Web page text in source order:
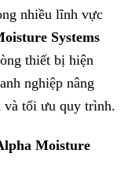
nhiều lĩnh vực
Systems
thiết bị hiện
nghiệp nâng
và tối ưu quy trình.
Moisture